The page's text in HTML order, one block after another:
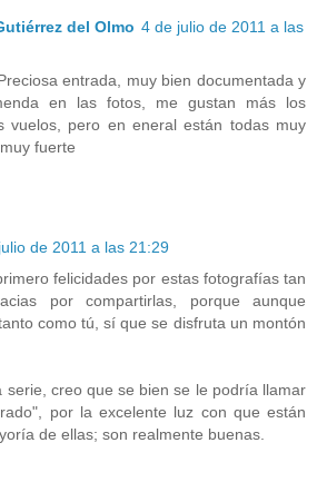
del Olmo 4 de julio de 2011 a las
entrada, muy bien documentada y
en las fotos, me gustan más los
vuelos, pero en eneral están todas muy
fuerte
de 2011 a las 21:29
felicidades por estas fotografías tan
por compartirlas, porque aunque
como tú, sí que se disfruta un montón
serie, creo que se bien se le podría llamar
por la excelente luz con que están
de ellas; son realmente buenas.